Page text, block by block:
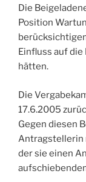
Die
Position
Einfluss auf
hätten.
Die
17.6.2005
Gegen diesen
Antragstellerin
der sie einen